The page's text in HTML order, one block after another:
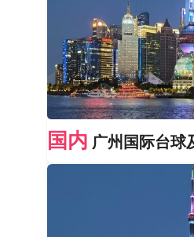
国内 广州国际台球